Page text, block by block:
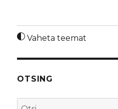
Vaheta teemat
OTSING
Otsi: